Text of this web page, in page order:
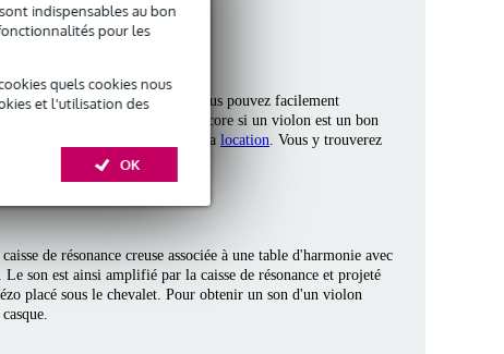
indispensables au bon
pour les
quels cookies nous
et l'utilisation des
OK
une référence en la matière. Vous pouvez facilement
types. Vous vous demandez encore si un violon est un bon
vous sur la page consacrée à la location. Vous y trouverez
de résonance creuse associée à une table d'harmonie avec
son est ainsi amplifié par la caisse de résonance et projeté
placé sous le chevalet. Pour obtenir un son d'un violon